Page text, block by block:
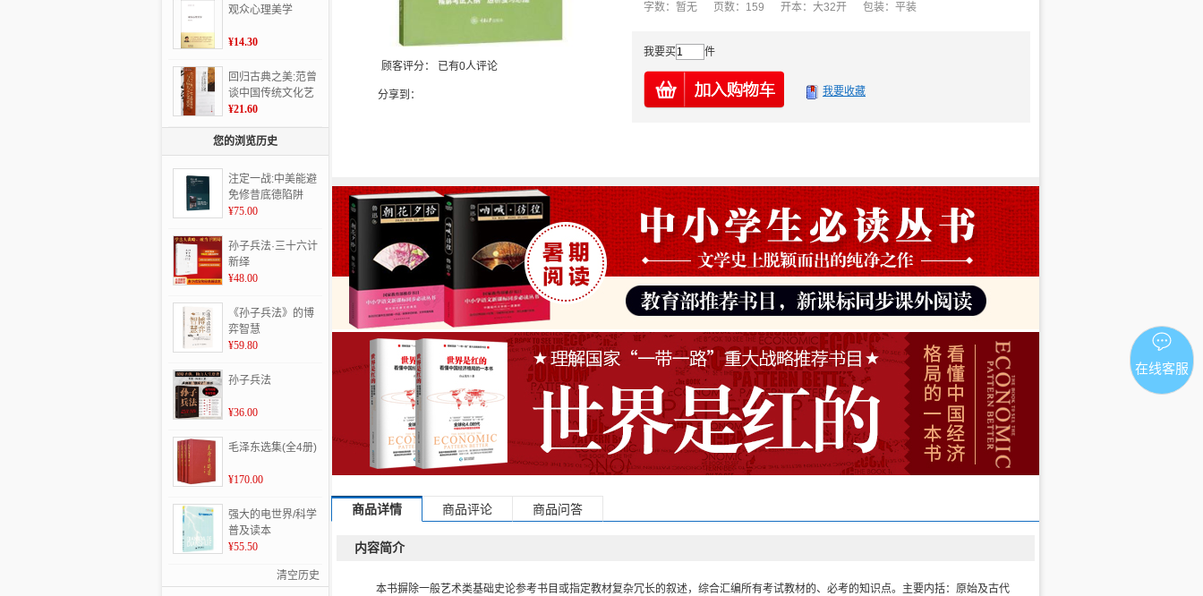
观众心理美学
¥14.30
回归古典之美:范曾
谈中国传统文化艺
术
¥21.60
您的浏览历史
注定一战:中美能避
免修昔底德陷阱
吗？:can America
thucydides's trap?
¥75.00
孙子兵法·三十六计
新绎
¥48.00
《孙子兵法》的博
弈智慧
¥59.80
孙子兵法
¥36.00
毛泽东选集(全4册)
¥170.00
强大的电世界/科学
普及读本
¥55.50
清空历史
顾客评分： 已有0人评论
分享到：
字数：暂无 页数：159 开本：大32开 包装：平装
我要买 件
我要收藏
商品详情 商品评论 商品问答
内容简介
本书摒除一般艺术类基础史论参考书目或指定教材复杂冗长的叙述，综合汇编所有考试教材的、必考的知识点。主要内括：原始及古代
在线客服